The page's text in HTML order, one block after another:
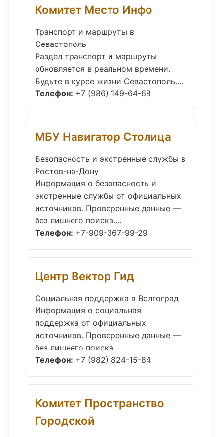
Комитет Место Инфо
Транспорт и маршруты в
Севастополь
Раздел транспорт и маршруты
обновляется в реальном времени.
Будьте в курсе жизни Севастополь....
Телефон: +7 (986) 149-64-68
МБУ Навигатор Столица
Безопасность и экстренные службы в
Ростов-на-Дону
Информация о безопасность и
экстренные службы от официальных
источников. Проверенные данные —
без лишнего поиска....
Телефон: +7-909-367-99-29
Центр Вектор Гид
Социальная поддержка в Волгоград
Информация о социальная
поддержка от официальных
источников. Проверенные данные —
без лишнего поиска....
Телефон: +7 (982) 824-15-84
Комитет Пространство
Городской